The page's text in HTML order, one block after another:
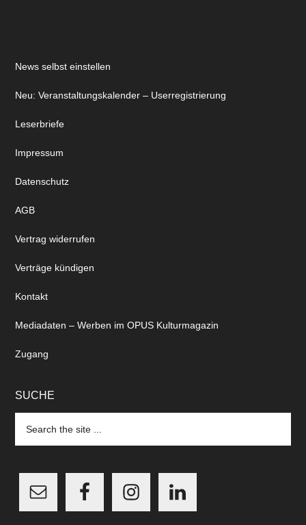
News selbst einstellen
Neu: Veranstaltungskalender – Userregistrierung
Leserbriefe
Impressum
Datenschutz
AGB
Vertrag widerrufen
Verträge kündigen
Kontakt
Mediadaten – Werben im OPUS Kulturmagazin
Zugang
SUCHE
the